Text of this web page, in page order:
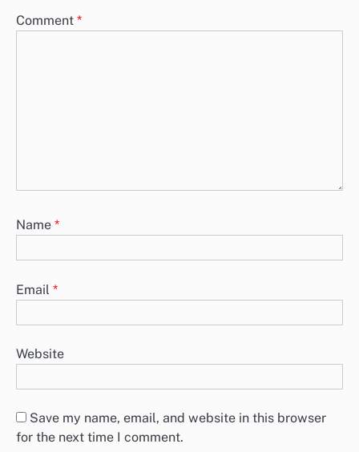
Comment *
Name *
Email *
Website
Save my name, email, and website in this browser
for the next time I comment.